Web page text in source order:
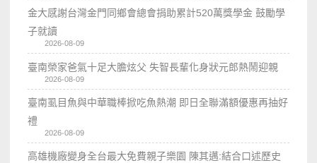
金大感謝台灣金門同鄉會總會捐助累計520萬獎學金 鼓勵學
子就讀
2026-08-09
臺南榮家爸氣十足大膽炫父 失智長輩化身狀元郎熱鬧迎親
2026-08-09
臺南虱目魚與中華職棒掀吃魚熱潮 即日全聯滿額優惠再抽好
禮
2026-08-09
高雄機廠變身全台最大免費親子樂園 陳其邁:結合口述歷史